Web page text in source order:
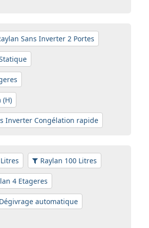
Sans Inverter 2 Portes
(H)
Inverter Congélation rapide
Raylan 100 Litres
4 Etageres
automatique